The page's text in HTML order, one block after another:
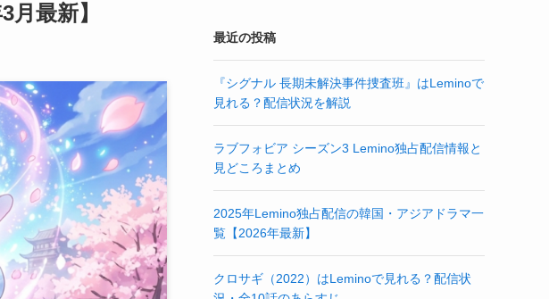
最新】
最近の投稿
『シグナル 長期未解決事件捜査班』はLeminoで
見れる？配信状況を解説
ラブフォビア シーズン3 Lemino独占配信情報と
見どころまとめ
2025年Lemino独占配信の韓国・アジアドラマ一
覧【2026年最新】
クロサギ（2022）はLeminoで見れる？配信状